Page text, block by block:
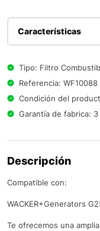
Características
Tipo: Filtro
Referencia: WF10088
Condición del
Garantía de fabrica: 3
Descripción
Compatible con:
WACKER+Generators
Te ofrecemos una